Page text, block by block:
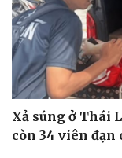
Cải chính
Xả súng ở Thái
còn 34 viên đạn